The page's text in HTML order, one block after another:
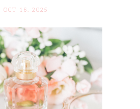
OCT 16. 2025